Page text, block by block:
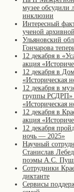
музее обсудили
инклюзии
Интересный
ученой
Ульяновский
Гончарова
12 декабря в
акция
12 декабря в
«Историческая
12 декабря в
группы РСДРП»
«Историческая
12 декабря в
акция
12 декабря
ночь — 2025»
Научный
Станислав
поэмы А.С.
Сотрудники
диктанте
Сервисы